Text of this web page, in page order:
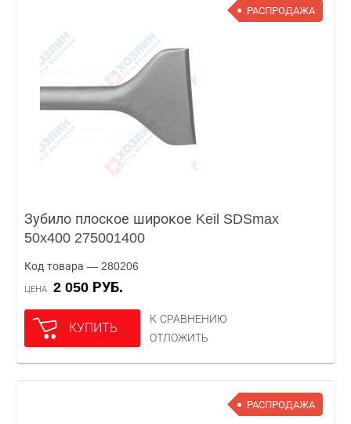
РАСПРОДАЖА
Зубило плоское широкое Keil SDSmax
50x400 275001400
Код товара — 280206
ЦЕНА 2 050 РУБ.
КУПИТЬ
К СРАВНЕНИЮ
ОТЛОЖИТЬ
РАСПРОДАЖА